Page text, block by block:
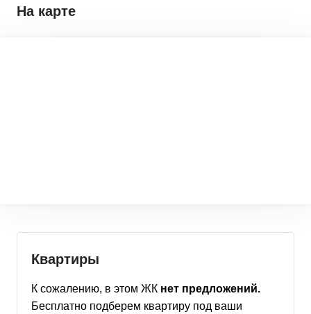
На карте
Квартиры
К сожалению, в этом ЖК нет предложений.
Бесплатно подберем квартиру под ваши